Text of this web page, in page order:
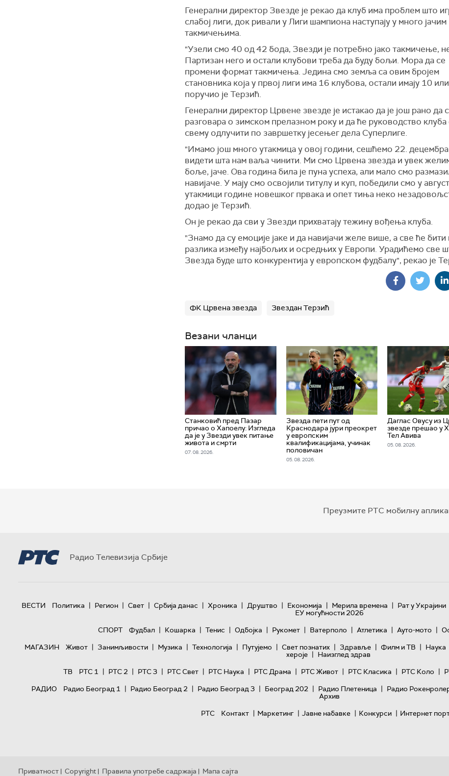
Генерални директор Звезде је рекао да клуб има проблем што
слабој лиги, док ривали у Лиги шампиона наступају у много јачим
такмичењима.
"Узели смо 40 од 42 бода, Звезди је потребно јако такмичење,
Партизан него и остали клубови треба да буду бољи. Мора да се
промени формат такмичења. Једина смо земља са овим бројем
становника која у првој лиги има 16 клубова, остали имају 10
поручио је Терзић.
Генерални директор Црвене звезде је истакао да је још рано да
разговара о зимском прелазном року и да ће руководство клуба
свему одлучити по завршетку јесењег дела Суперлиге.
"Имамо још много утакмица у овој години, сешћемо 22.
видети шта нам ваља чинити. Ми смо Црвена звезда и увек
боље, јаче. Ова година била је пуна успеха, али мало смо
навијаче. У мају смо освојили титулу и куп, победили смо у
утакмици године новешког првака и опет тиња неко
додао је Терзић.
Он је рекао да сви у Звезди прихватају тежину вођења клуба.
"Знамо да су емоције јаке и да навијачи желе више, а све ће бити
разлика између најбољих и осредњих у Европи. Урадићемо све
Звезда буде што конкурентија у европском фудбалу", рекао је
ФК Црвена звезда Звездан Терзић
Везани чланци
Станковић пред Пазар
причао о Хапоелу: Изгледа
да је у Звезди увек питање
живота и смрти
07. 08. 2026.
Звезда пети пут од
Краснодара јури преокрет
у европским
квалификацијама, учинак
половичан
05. 08. 2026.
Даглас Овусу из
звезде прешао у
Тел Авива
05. 08. 2026.
Преузмите РТС мобилну
Радио Телевизија Србије
ВЕСТИ Политика | Регион | Свет | Србија данас | Хроника | Друштво | Економија | Мерила времена | Рат у Украјини
ЕУ могућности 2026
СПОРТ
Фудбал | Кошарка | Тенис | Одбојка | Рукомет | Ватерполо | Атлетика | Ауто-мото |
МАГАЗИН
Живот | Занимљивости | Музика | Технологијa | Путујемо | Свет познатих | Здравље | Филм и ТВ | Наука
хероје | Наизглед здрав
ТВ
РТС 1 | РТС 2 | РТС 3 | РТС Свет | РТС Наука | РТС Драма | РТС Живот | РТС Класика | РТС Коло |
РАДИО
Радио Београд 1 | Радио Београд 2 | Радио Београд 3 | Београд 202 | Радио Плетеница | Радио
Архив
РТС
Контакт | Маркетинг | Јавне набавке | Конкурси | Интернет
Приватност | Copyright | Правила употребе садржаја | Мапа сајта